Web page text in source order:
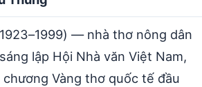
— nhà thơ nông dân
lập Hội Nhà văn Việt Nam,
Vàng thơ quốc tế đầu